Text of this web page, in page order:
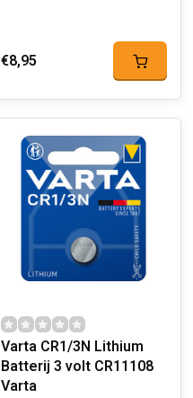
€8,95
Varta CR1/3N Lithium
Batterij 3 volt CR11108
Varta